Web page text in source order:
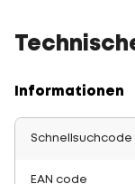
Informationen
Schnellsuchcode
EAN code